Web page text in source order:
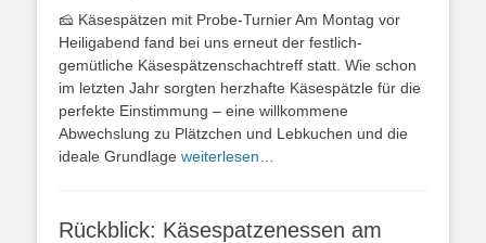
🧀 Käsespätzen mit Probe-Turnier Am Montag vor
Heiligabend fand bei uns erneut der festlich-
gemütliche Käsespätzenschachtreff statt. Wie schon
im letzten Jahr sorgten herzhafte Käsespätzle für die
perfekte Einstimmung – eine willkommene
Abwechslung zu Plätzchen und Lebkuchen und die
ideale Grundlage weiterlesen…
Rückblick: Käsespatzenessen am